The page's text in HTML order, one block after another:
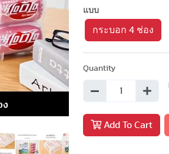
แบบ
กระบอก 4 ช่อง
Quantity
Add To Cart